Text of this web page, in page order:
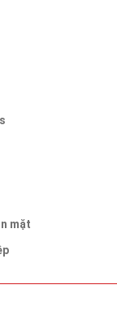
mặt